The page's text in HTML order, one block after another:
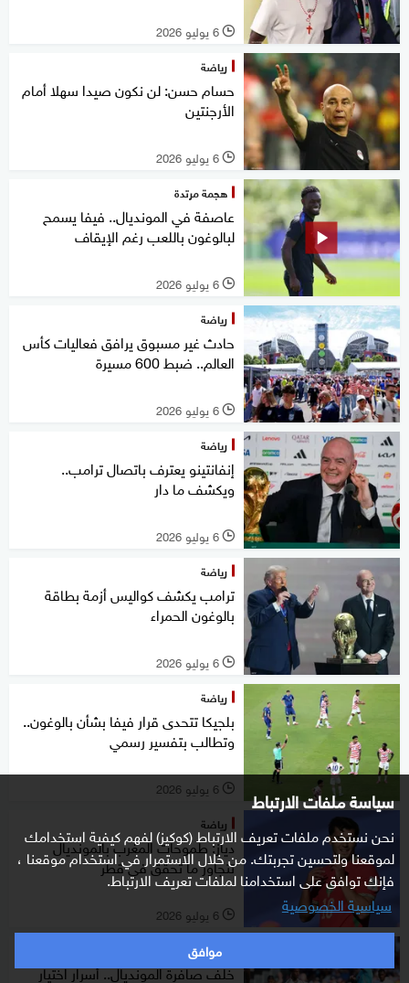
سياسة ملفات الارتباط
نحن نستخدم ملفات تعريف الارتباط (كوكيز) لفهم كيفية استخدامك
لموقعنا ولتحسين تجربتك. من خلال الاستمرار في استخدام موقعنا ،
فإنك توافق على استخدامنا لملفات تعريف الارتباط.
سياسية الخصوصية
موافق
l 6 يوليو 2026
رياضة
حسام حسن: لن نكون صيدا سهلا أمام
الأرجنتين
l 6 يوليو 2026
هجمة مرتدة
عاصفة في المونديال.. فيفا يسمح
لبالوغون باللعب رغم الإيقاف
l 6 يوليو 2026
رياضة
حادث غير مسبوق يرافق فعاليات كأس
العالم.. ضبط 600 مسيرة
l 6 يوليو 2026
رياضة
إنفانتينو يعترف باتصال ترامب..
ويكشف ما دار
l 6 يوليو 2026
رياضة
ترامب يكشف كواليس أزمة بطاقة
بالوغون الحمراء
l 6 يوليو 2026
رياضة
بلجيكا تتحدى قرار فيفا بشأن بالوغون..
وتطالب بتفسير رسمي
l 6 يوليو 2026
رياضة
دياز: طموحات المغرب بالمونديال
تتجاوز ما تحقق في قطر
l 6 يوليو 2026
رياضة
خلف صافرة المونديال.. أسرار اختيار